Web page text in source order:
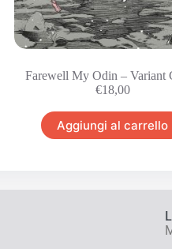
Farewell My Odin – Variant
€18,00
Aggiungi al carrello